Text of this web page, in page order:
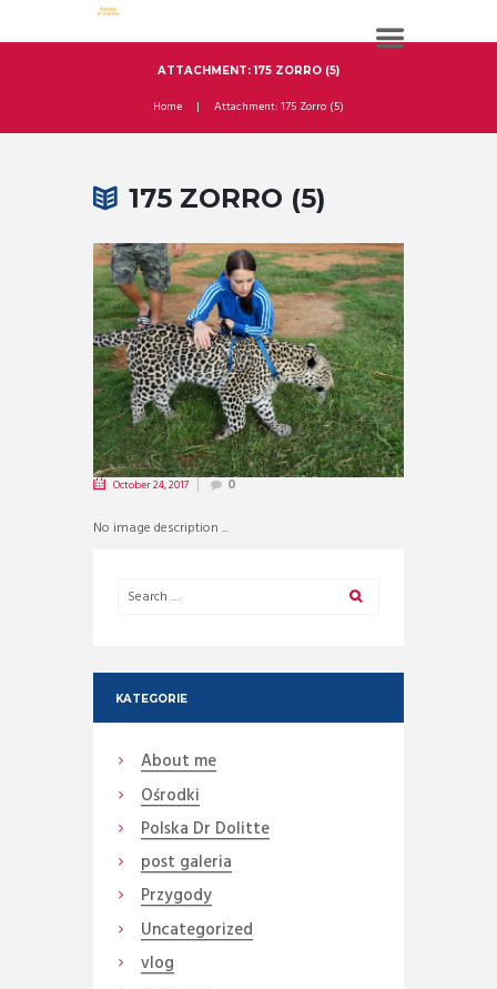
ATTACHMENT: 175 ZORRO (5)
Home Attachment: 175 Zorro (5)
175 ZORRO (5)
October 24, 2017 0
No image description ...
KATEGORIE
About me
Ośrodki
Polska Dr Dolitte
post galeria
Przygody
Uncategorized
vlog